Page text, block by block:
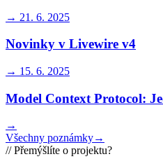
→ 21. 6. 2025
Novinky v Livewire v4
→ 15. 6. 2025
Model Context Protocol:
→
Všechny poznámky→
// Přemýšlíte o projektu?